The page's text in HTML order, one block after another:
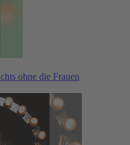
ohne die Frauen